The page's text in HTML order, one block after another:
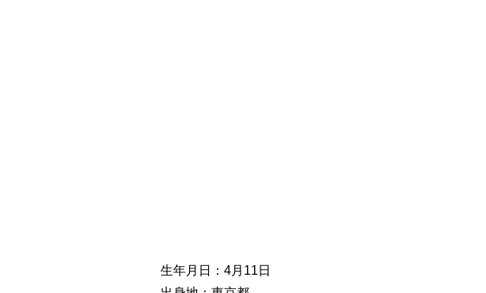
生年月日：4月11日